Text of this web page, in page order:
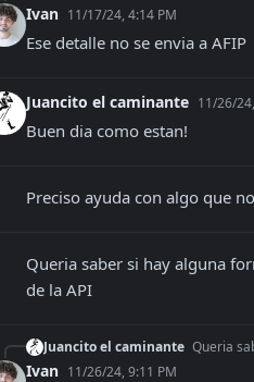
Ivan 11/17/24, 4:14 PM
Ese detalle no se envia a AFIP
Juancito el caminante 11/26/
Buen dia como estan!
Preciso ayuda con algo que
Queria saber si hay alguna
de la API
Juancito el caminante Queria
Ivan 11/26/24, 9:11 PM